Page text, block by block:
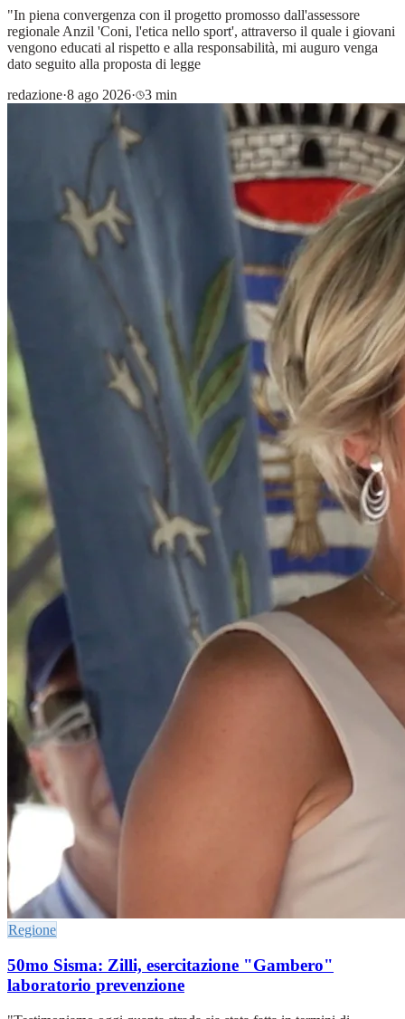
"In piena convergenza con il progetto promosso dall'assessore
regionale Anzil 'Coni, l'etica nello sport', attraverso il quale i giovani
vengono educati al rispetto e alla responsabilità, mi auguro venga
dato seguito alla proposta di legge
redazione·8 ago 2026· 3 min
Regione
50mo Sisma: Zilli, esercitazione "Gambero"
laboratorio prevenzione